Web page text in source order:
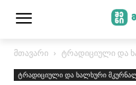
მთავარი ტრადიციული და
ტრადიციული და ხალხური